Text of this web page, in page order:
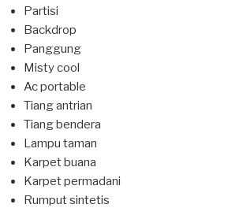
Partisi
Backdrop
Panggung
Misty cool
Ac portable
Tiang antrian
Tiang bendera
Lampu taman
Karpet buana
Karpet permadani
Rumput sintetis